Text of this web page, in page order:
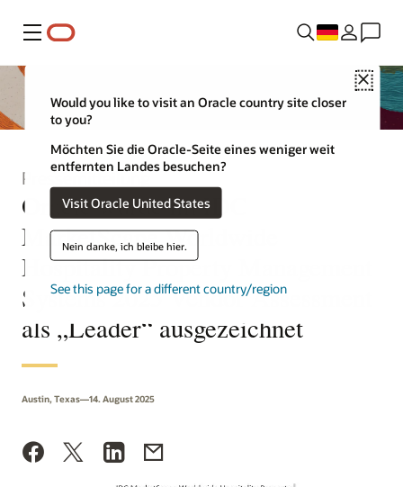
Menü
Close
Would you like to visit an Oracle country site closer
to you?
Möchten Sie die Oracle-Seite eines weniger weit
entfernten Landes besuchen?
Visit Oracle United States
Nein danke, ich bleibe hier.
See this page for a different country/region
Pressemitteilung
Oracle wurde im IDC
MarketScape Worldwide
Hospitality Property Management
Systems 2025 Vendor Assessment
als „Leader“ ausgezeichnet
Austin, Texas—14. August 2025